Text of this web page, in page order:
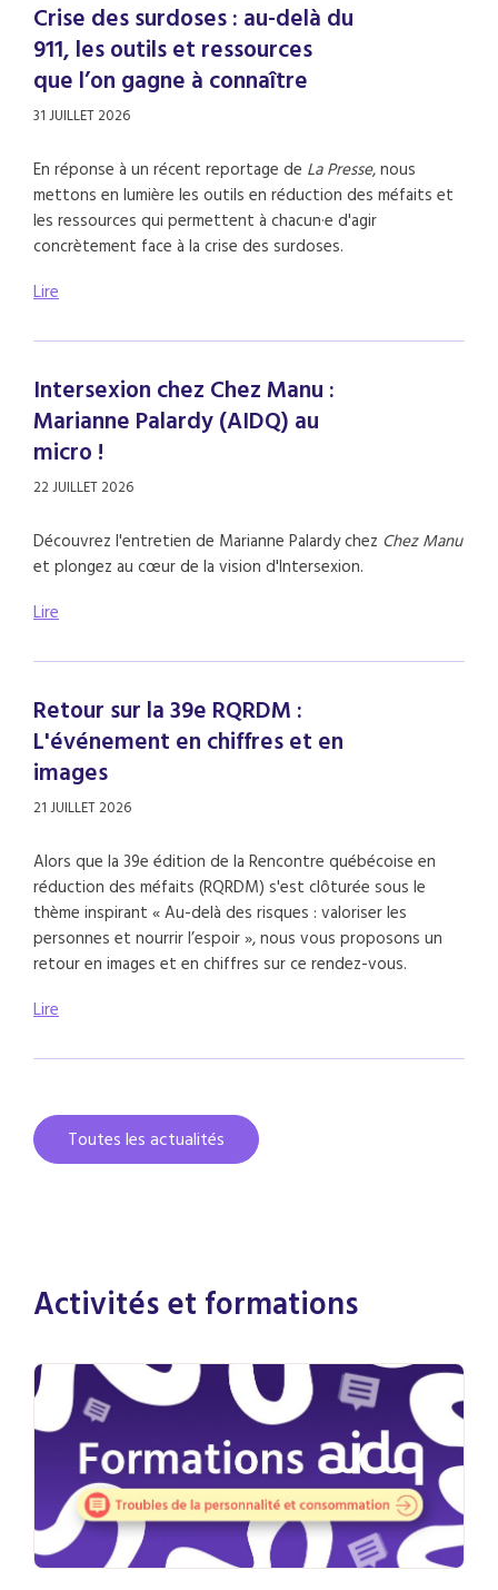
Crise des surdoses : au-delà du
911, les outils et ressources
que l’on gagne à connaître
31 JUILLET 2026
En réponse à un récent reportage de La Presse, nous
mettons en lumière les outils en réduction des méfaits et
les ressources qui permettent à chacun·e d'agir
concrètement face à la crise des surdoses.
Lire
Intersexion chez Chez Manu :
Marianne Palardy (AIDQ) au
micro !
22 JUILLET 2026
Découvrez l'entretien de Marianne Palardy chez Chez Manu
et plongez au cœur de la vision d'Intersexion.
Lire
Retour sur la 39e RQRDM :
L'événement en chiffres et en
images
21 JUILLET 2026
Alors que la 39e édition de la Rencontre québécoise en
réduction des méfaits (RQRDM) s'est clôturée sous le
thème inspirant « Au-delà des risques : valoriser les
personnes et nourrir l’espoir », nous vous proposons un
retour en images et en chiffres sur ce rendez-vous.
Lire
Toutes les actualités
Activités et formations